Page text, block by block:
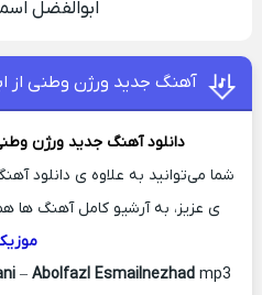
ابوالفضل
آهنگ جدید ورژن وطنی از
دانلود آهنگ جدید ورژن
شما می‌توانید به علاوه ی دانلود
ی عزیز، به آرشیو کامل آهنگ ها
– Abolfazl Esmailnezhad mp3